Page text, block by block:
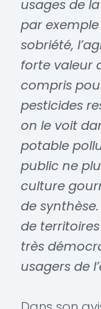
usages de
par
sobriété,
forte valeur
compris
pesticides
on le voit
potable
public ne
culture
de
de territoires
très
usagers de